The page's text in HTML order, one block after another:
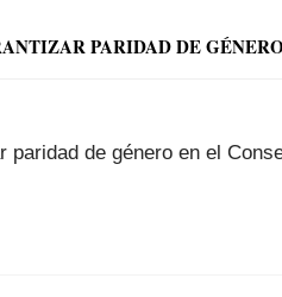
PARIDAD DE
paridad de género en el